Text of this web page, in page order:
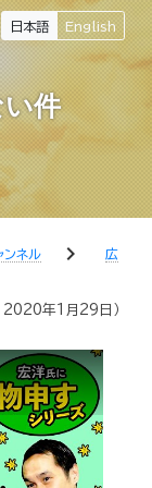
日本語 English
件
ンネル chevron_right
広
2020年1月29日 ）